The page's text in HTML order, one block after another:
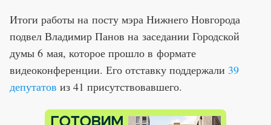
Итоги работы на посту мэра Нижнего Новгорода
подвел Владимир Панов на заседании Городской
думы 6 мая, которое прошло в формате
видеоконференции. Его отставку поддержали 39
депутатов из 41 присутствовавшего.